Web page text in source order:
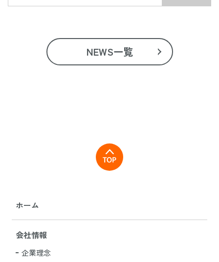
NEWS一覧
ホーム
会社情報
企業理念